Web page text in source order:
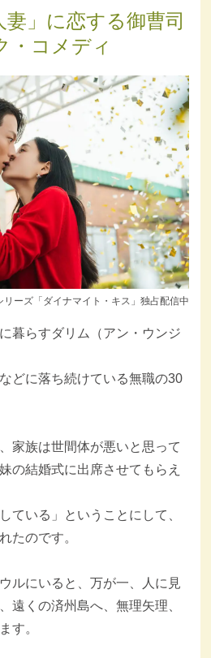
」に恋する御曹司
・コメディ
リーズ「ダイナマイト・キス」独占配信中
暮らすダリム（アン・ウンジ
どに落ち続けている無職の30
家族は世間体が悪いと思って
の結婚式に出席させてもらえ
ている」ということにして、
たのです。
ルにいると、万が一、人に見
遠くの済州島へ、無理矢理、
す。